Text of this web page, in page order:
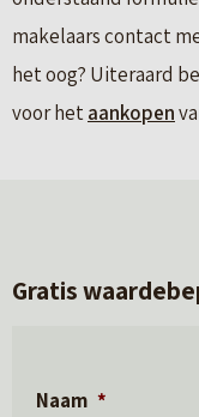
makelaars contact
het oog? Uiteraard
voor hetaankopen
Gratis
Naam *